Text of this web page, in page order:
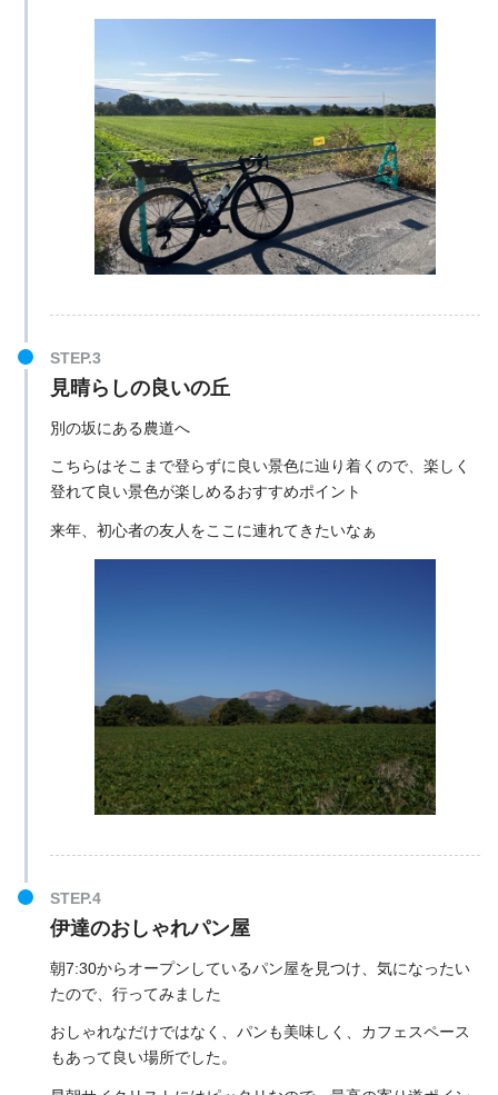
見晴らしの良いの丘
別の坂にある農道へ
こちらはそこまで登らずに良い景色に辿り着くので、楽しく
登れて良い景色が楽しめるおすすめポイント
来年、初心者の友人をここに連れてきたいなぁ
伊達のおしゃれパン屋
朝7:30からオープンしているパン屋を見つけ、気になったい
たので、行ってみました
おしゃれなだけではなく、パンも美味しく、カフェスペース
もあって良い場所でした。